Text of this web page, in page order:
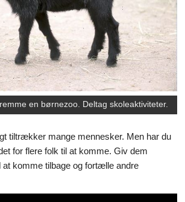
en børnezoo. Deltag skoleaktiviteter.
tiltrækker mange mennesker. Men har du
for flere folk til at komme. Giv dem
at komme tilbage og fortælle andre